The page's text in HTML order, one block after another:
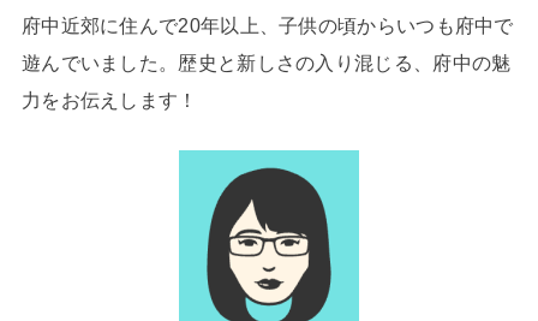
府中近郊に住んで20年以上、子供の頃からいつも府中で
遊んでいました。歴史と新しさの入り混じる、府中の魅
力をお伝えします！